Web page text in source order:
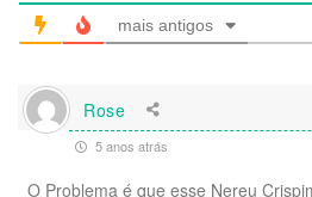
mais antigos
Rose
5 anos atrás
O Problema é que esse Nereu